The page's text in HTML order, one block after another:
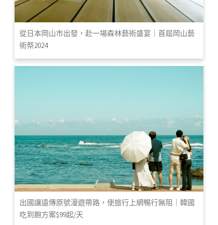
從日本岡山市出發，赴一場森林藝術盛宴｜首屆岡山藝
術祭2024
出國讓遠傳原號漫遊帶路，使旅行上網暢行無阻｜韓國
吃到飽方案$99起/天